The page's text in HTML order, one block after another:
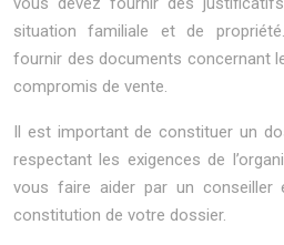
situation familiale et de
fournir des documents concernant
compromis de vente.
Il est important de constituer un
respectant les exigences de
vous faire aider par un conseiller
constitution de votre dossier.